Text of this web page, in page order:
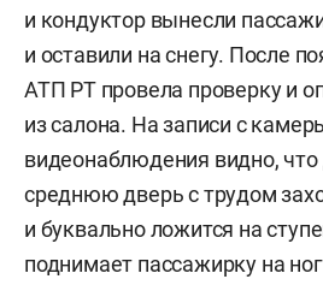
и кондуктор вынесли
и оставили на снегу. После
АТП РТ провела проверку и
из салона. На записи с
видеонаблюдения видно,
среднюю дверь с трудом
и буквально ложится на
поднимает пассажирку на